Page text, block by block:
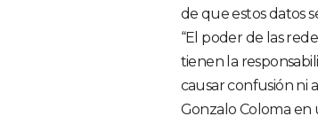
de que estos datos
“El poder de las
tienen la
causar confusión ni
Gonzalo Coloma en